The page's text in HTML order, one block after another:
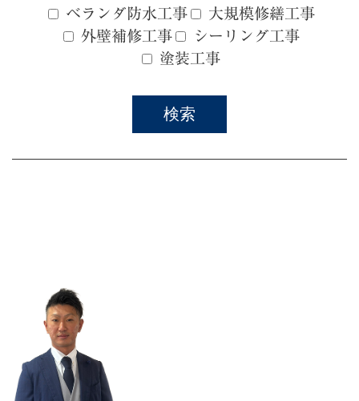
ベランダ防水工事
大規模修繕工事
外壁補修工事
シーリング工事
塗装工事
検索